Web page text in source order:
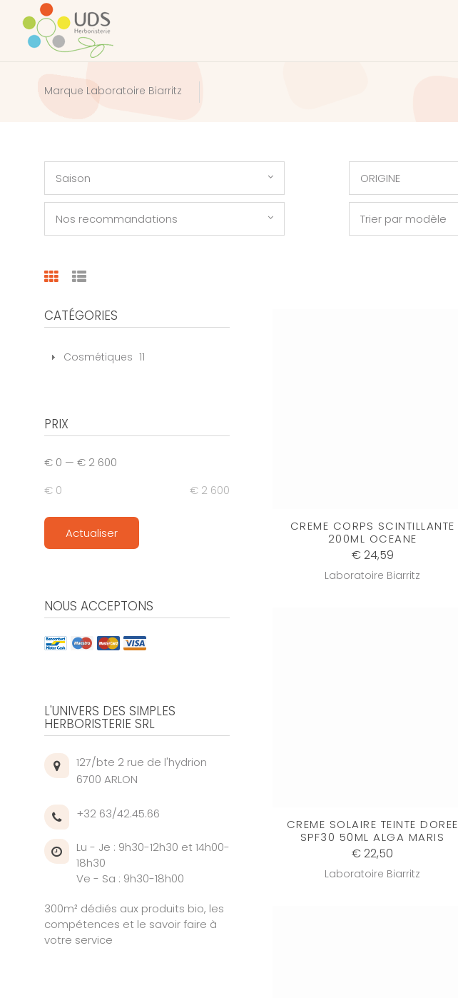
Marque Laboratoire Biarritz
Saison ORIGINE
Nos recommandations Trier par modèle
CREME CORPS SCINTILLANTE
200ML OCEANE
€ 24,59
Laboratoire Biarritz
CREME SOLAIRE TEINTE DOREE
SPF30 50ML ALGA MARIS
€ 22,50
Laboratoire Biarritz
CATÉGORIES
Cosmétiques 11
PRIX
€ 0 — € 2 600
€ 0
€ 2 600
Actualiser
NOUS ACCEPTONS
L'UNIVERS DES SIMPLES
HERBORISTERIE SRL
127/bte 2 rue de l'hydrion
6700 ARLON
+32 63/42.45.66
Lu - Je : 9h30-12h30 et 14h00-
18h30
Ve - Sa : 9h30-18h00
300m² dédiés aux produits bio, les
compétences et le savoir faire à
votre service